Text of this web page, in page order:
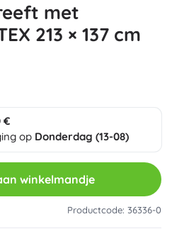
met
213 × 137 cm
€
op Donderdag (13-08)
winkelmandje
Productcode: 36336-0